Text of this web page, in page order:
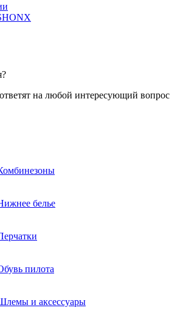
на любой интересующий вопрос
белье
пилота
и аксессуары